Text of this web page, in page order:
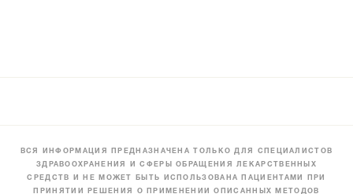
ВСЯ ИНФОРМАЦИЯ ПРЕДНАЗНАЧЕНА ТОЛЬКО ДЛЯ СПЕЦИАЛИСТОВ
ЗДРАВООХРАНЕНИЯ И СФЕРЫ ОБРАЩЕНИЯ ЛЕКАРСТВЕННЫХ
СРЕДСТВ И НЕ МОЖЕТ БЫТЬ ИСПОЛЬЗОВАНА ПАЦИЕНТАМИ ПРИ
ПРИНЯТИИ РЕШЕНИЯ О ПРИМЕНЕНИИ ОПИСАННЫХ МЕТОДОВ